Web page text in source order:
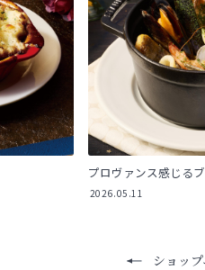
プロヴァンス感じる
2026.05.11
ショッ